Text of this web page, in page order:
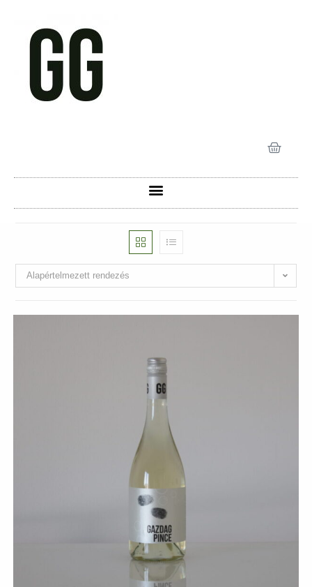
Alapértelmezett rendezés